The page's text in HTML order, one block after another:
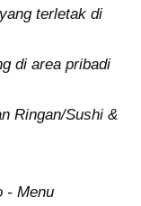
terletak di
di area pribadi
Ringan/Sushi &
- Menu